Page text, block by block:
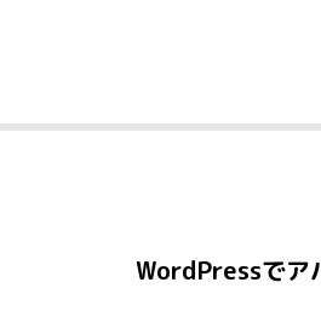
WordPressでア